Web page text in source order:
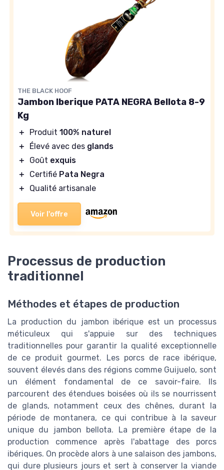
THE BLACK HOOF
Jambon Iberique PATA NEGRA Bellota 8-9
Kg
＋ Produit 100% naturel
＋
Élevé avec des glands
＋
Goût exquis
＋
Certifié Pata Negra
＋
Qualité artisanale
Voir l'offre
Processus de production
traditionnel
Méthodes et étapes de production
La production du jambon ibérique est un processus
méticuleux qui s'appuie sur des techniques
traditionnelles pour garantir la qualité exceptionnelle
de ce produit gourmet. Les porcs de race ibérique,
souvent élevés dans des régions comme Guijuelo, sont
un élément fondamental de ce savoir-faire. Ils
parcourent des étendues boisées où ils se nourrissent
de glands, notamment ceux des chênes, durant la
période de montanera, ce qui contribue à la saveur
unique du jambon bellota. La première étape de la
production commence après l'abattage des porcs
ibériques. On procède alors à une salaison des jambons,
qui dure plusieurs jours et sert à conserver la viande